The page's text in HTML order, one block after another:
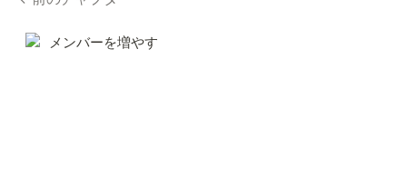
メンバーを増やす